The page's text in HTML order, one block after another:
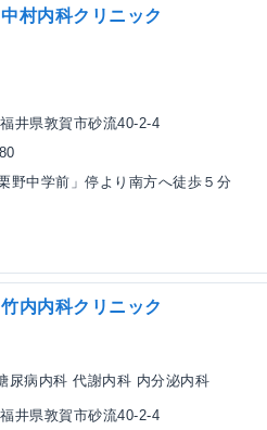
中村内科クリニック
井県敦賀市砂流40-2-4
野中学前」停より南方へ徒歩５分
竹内内科クリニック
尿病内科 代謝内科 内分泌内科
井県敦賀市砂流40-2-4